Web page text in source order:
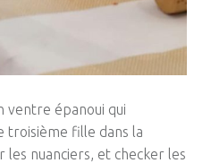
ventre épanoui qui
troisième fille dans la
nuanciers, et checker les